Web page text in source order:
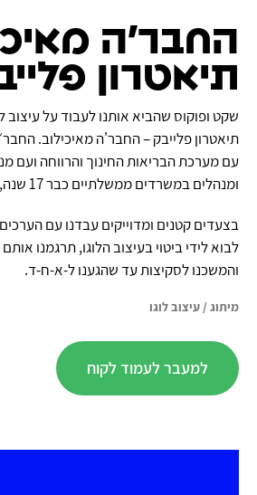
החבר'ה
תיאטרון
שקט ופוקוס שהביא אותנו לעבוד על עיצוב
תיאטרון פלייבק – החבר'ה מאיכילוב.
עם מערכת הבריאות החינוך והרווחה ועם
ומנהלים במשרדים ממשלתיים כבר 17 שנה, כבוד.
בצעדים קטנים ומדוייקים עבדנו עם
לבוא לידי ביטוי בעיצוב הלוגו, תרגמנו
והמשכנו לסקיצות עד שהגענו ל-א-ח-ד.
מיתוג/עיצוב לוגו
למעבר לעמוד לקוח